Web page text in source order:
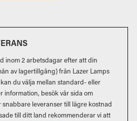
inom 2 arbetsdagar efter att din
av lagertillgång) från Lazer Lamps
du välja mellan standard- eller
information, besök vår sida om
snabbare leveranser till lägre kostnad
till ditt land rekommenderar vi att